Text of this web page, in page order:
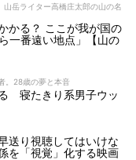
岳ライター高橋庄太郎の山の名
かる？ ここが我が国の
一番遠い地点」【山の
。28歳の夢と本音
寝たきり系男子ウッ
送り視聴してはいけな
を「視覚」化する映画